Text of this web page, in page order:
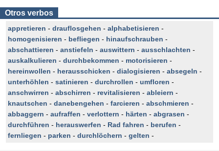
Otros verbos
appretieren - drauflosgehen - alphabetisieren -
homogenisieren - befliegen - hinaufschrauben -
abschattieren - anstiefeln - auswittern - ausschlachten -
auskalkulieren - durchbekommen - motorisieren -
hereinwollen - herausschicken - dialogisieren - absegeln -
unterhöhlen - satinieren - durchrollen - umfloren -
anschwirren - abschirren - revitalisieren - ableiern -
knautschen - danebengehen - farcieren - abschmieren -
abbaggern - aufraffen - verlottern - härten - abgrasen -
durchführen - herauswerfen - Rad fahren - berufen -
fernliegen - parken - durchlöchern - gelten -